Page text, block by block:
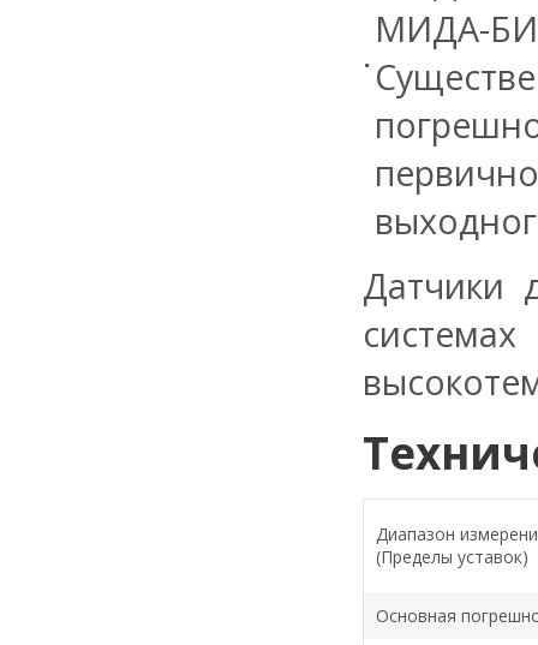
МИДА-
Датчики
Диапазон
(Пределы уставок)
Основная